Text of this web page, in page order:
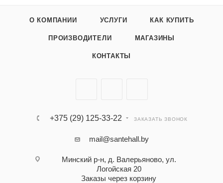
О КОМПАНИИ УСЛУГИ КАК КУПИТЬ
ПРОИЗВОДИТЕЛИ МАГАЗИНЫ
КОНТАКТЫ
+375 (29) 125-33-22 ЗАКАЗАТЬ ЗВОНОК
mail@santehall.by
Минский р-н, д. Валерьяново, ул.
Логойская 20
Заказы через корзину